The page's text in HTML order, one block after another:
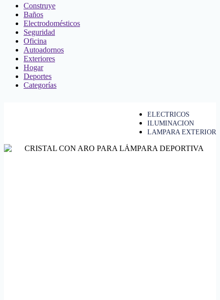
Construye
Baños
Electrodomésticos
Seguridad
Oficina
Autoadornos
Exteriores
Hogar
Deportes
Categorías
ELECTRICOS
ILUMINACION
LAMPARA EXTERIOR